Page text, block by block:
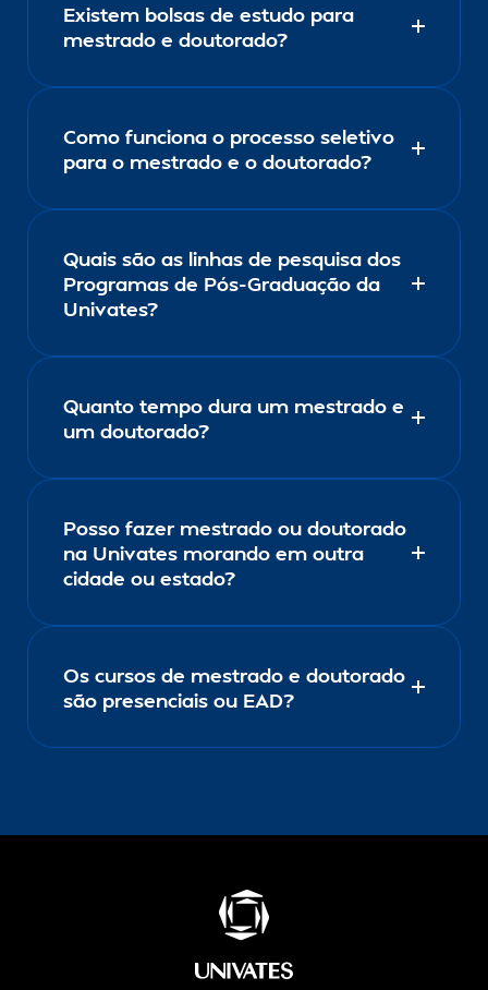
Existem bolsas de estudo para
mestrado e doutorado?
Como funciona o processo seletivo
para o mestrado e o doutorado?
Quais são as linhas de pesquisa dos
Programas de Pós-Graduação da
Univates?
Quanto tempo dura um mestrado e
um doutorado?
Posso fazer mestrado ou doutorado
na Univates morando em outra
cidade ou estado?
Os cursos de mestrado e doutorado
são presenciais ou EAD?